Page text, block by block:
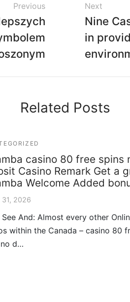
Previous Next
Nine
in
Related Posts
casino 80 free spins
Casino Remark Get a
Welcome Added
31, 2026
See And: Almost every other
within the Canada – casino 80
d…